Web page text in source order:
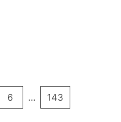
6 … 143